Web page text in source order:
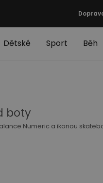
Dětské Sport Běh
boty
Numeric a ikonou